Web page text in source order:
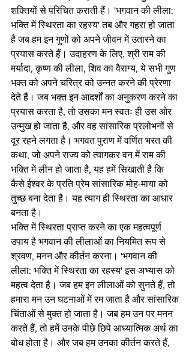
शक्तियों से परिचित कराती हैं। 'भगवान की लीला:
भक्ति में स्थिरता का रहस्य' तब और गहरा हो जाता
है जब हम इन गुणों को अपने जीवन में उतारने का
प्रयास करते हैं। उदाहरण के लिए, श्री राम की
मर्यादा, कृष्ण की लीला, शिव का वैराग्य, ये सभी गुण
भक्त को अपने चरित्र को उन्नत करने की प्रेरणा
देते हैं। जब भक्त इन आदर्शों का अनुकरण करने का
प्रयास करता है, तो उसका मन स्वतः ही उस ओर
उन्मुख हो जाता है, और वह सांसारिक प्रलोभनों से
दूर रहने लगता है। भगवत पुराण में वर्णित भरत की
कथा, जो अपने राज्य को त्यागकर वन में राम की
भक्ति में लीन हो जाता है, यह हमें सिखाती है कि
कैसे ईश्वर के प्रति प्रेम सांसारिक मोह-माया को
तुच्छ बना देता है। यह त्याग ही स्थिरता का आधार
बनता है।
भक्ति में स्थिरता प्राप्त करने का एक महत्वपूर्ण
उपाय है भगवान की लीलाओं का नियमित रूप से
श्रवण, मनन और कीर्तन करना। 'भगवान की
लीला: भक्ति में स्थिरता का रहस्य' इस अभ्यास को
महत्व देता है। जब हम इन लीलाओं को सुनते हैं, तो
हमारा मन उन घटनाओं में रम जाता है और सांसारिक
चिंताओं से मुक्त हो जाता है। जब हम उन पर मनन
करते हैं, तो हमें उनके पीछे छिपे आध्यात्मिक अर्थ का
बोध होता है। और जब हम उनका कीर्तन करते हैं,